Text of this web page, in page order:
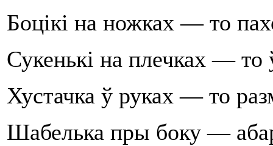
Боцікі на ножках — то
Сукенькі на плечках — то
Хустачка ў руках — то
Шабелька пры боку —